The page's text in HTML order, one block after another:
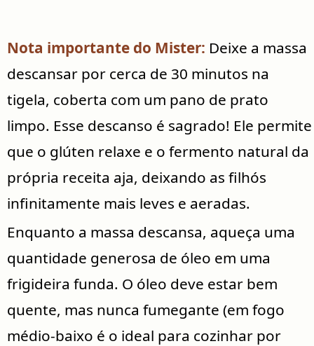
Nota importante do Mister: Deixe a massa
descansar por cerca de 30 minutos na
tigela, coberta com um pano de prato
limpo. Esse descanso é sagrado! Ele permite
que o glúten relaxe e o fermento natural da
própria receita aja, deixando as filhós
infinitamente mais leves e aeradas.
Enquanto a massa descansa, aqueça uma
quantidade generosa de óleo em uma
frigideira funda. O óleo deve estar bem
quente, mas nunca fumegante (em fogo
médio-baixo é o ideal para cozinhar por